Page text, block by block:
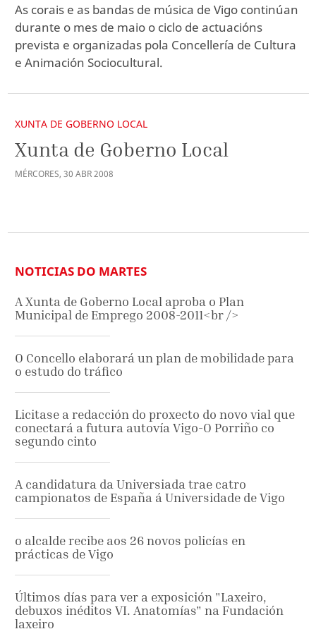
As corais e as bandas de música de Vigo continúan
durante o mes de maio o ciclo de actuacións
prevista e organizadas pola Concellería de Cultura
e Animación Sociocultural.
XUNTA DE GOBERNO LOCAL
Xunta de Goberno Local
MÉRCORES, 30 ABR2008
NOTICIAS DO MARTES
A Xunta de Goberno Local aproba o Plan
Municipal de Emprego 2008-2011<br />
O Concello elaborará un plan de mobilidade para
o estudo do tráfico
Licitase a redacción do proxecto do novo vial que
conectará a futura autovía Vigo-O Porriño co
segundo cinto
A candidatura da Universiada trae catro
campionatos de España á Universidade de Vigo
o alcalde recibe aos 26 novos policías en
prácticas de Vigo
Últimos días para ver a exposición "Laxeiro,
debuxos inéditos VI. Anatomías" na Fundación
laxeiro